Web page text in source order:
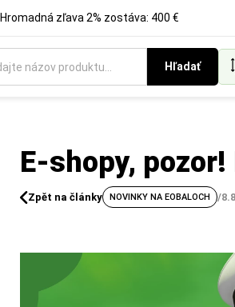
Hromadná zľava 2% zostáva: 400 €
Hľadať
E-shopy,
Zpět na články NOVINKY NA EOBALOCH /